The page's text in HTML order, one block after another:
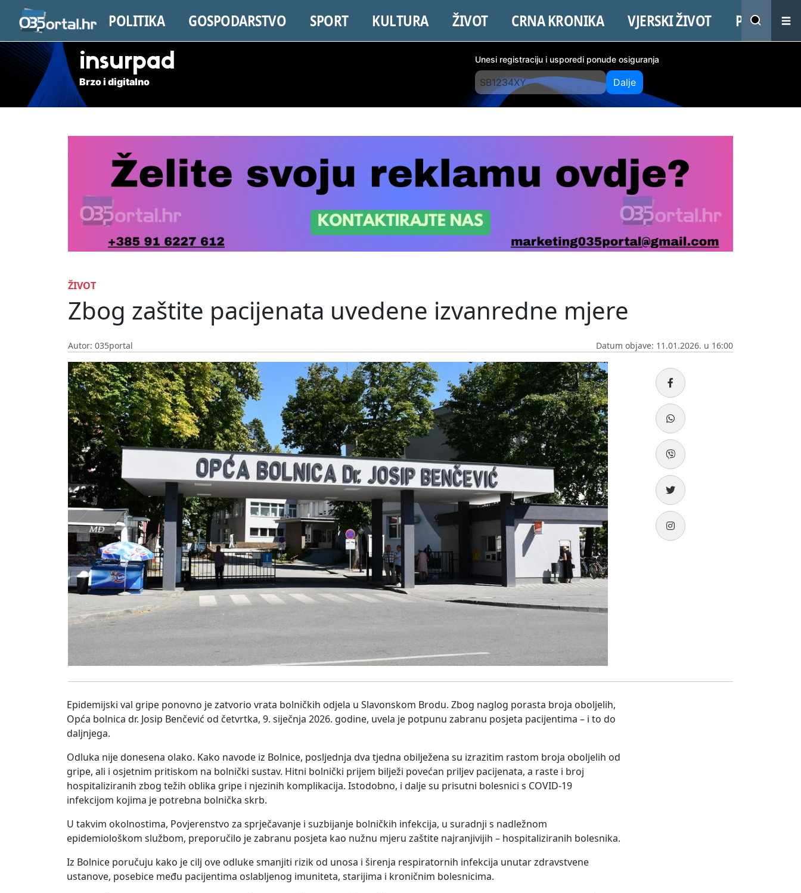
POLITIKA GOSPODARSTVO SPORT KULTURA ŽIVOT CRNA KRONIKA VJERSKI ŽIVOT PROMO
insurpad
Brzo i digitalno
Unesi registraciju i usporedi ponude osiguranja
Dalje
ŽIVOT
Zbog zaštite pacijenata uvedene izvanredne mjere
Autor: 035portal Datum objave: 11.01.2026. u 16:00
Epidemijski val gripe ponovno je zatvorio vrata bolničkih odjela u Slavonskom Brodu. Zbog naglog porasta broja oboljelih,
Opća bolnica dr. Josip Benčević od četvrtka, 9. siječnja 2026. godine, uvela je potpunu zabranu posjeta pacijentima – i to do
daljnjega.
Odluka nije donesena olako. Kako navode iz Bolnice, posljednja dva tjedna obilježena su izrazitim rastom broja oboljelih od
gripe, ali i osjetnim pritiskom na bolnički sustav. Hitni bolnički prijem bilježi povećan priljev pacijenata, a raste i broj
hospitaliziranih zbog težih oblika gripe i njezinih komplikacija. Istodobno, i dalje su prisutni bolesnici s COVID-19
infekcijom kojima je potrebna bolnička skrb.
U takvim okolnostima, Povjerenstvo za sprječavanje i suzbijanje bolničkih infekcija, u suradnji s nadležnom
epidemiološkom službom, preporučilo je zabranu posjeta kao nužnu mjeru zaštite najranjivijih – hospitaliziranih bolesnika.
Iz Bolnice poručuju kako je cilj ove odluke smanjiti rizik od unosa i širenja respiratornih infekcija unutar zdravstvene
ustanove, posebice među pacijentima oslabljenog imuniteta, starijima i kroničnim bolesnicima.